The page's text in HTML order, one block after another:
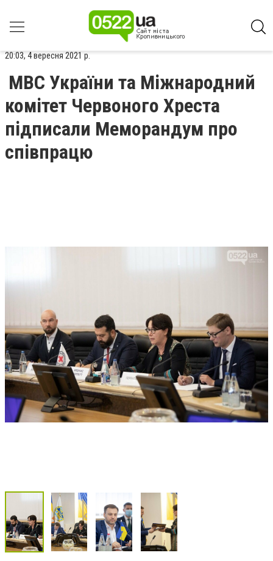
20:03, 4 вересня 2021 р.
МВС України та Міжнародний
комітет Червоного Хреста
підписали Меморандум про
співпрацю